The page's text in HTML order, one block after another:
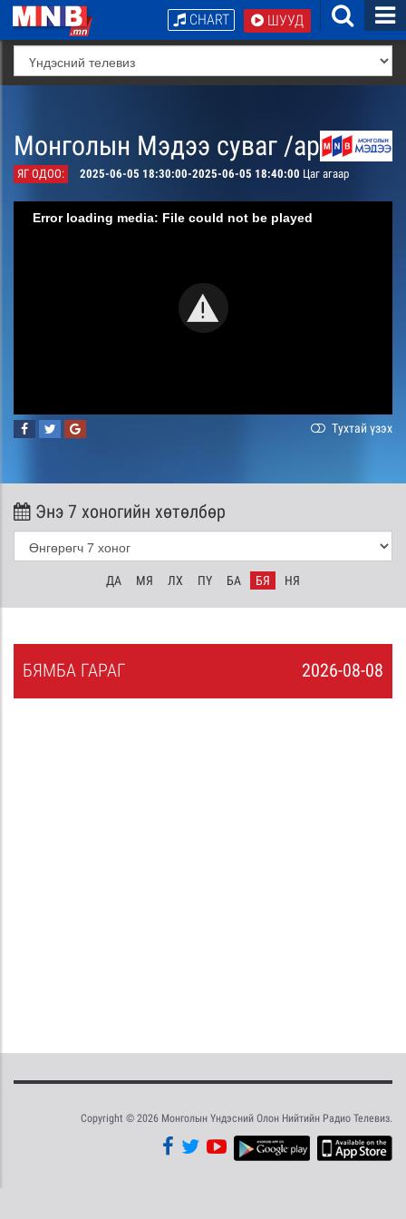
ШУУД
CHART
Монголын Мэдээ суваг /архив/
ЯГ ОДОО: 2025-06-05 18:30:00-2025-06-05 18:40:00 Цаг агаар
Error loading media: File could not be played
Тухтай үзэх
Энэ 7 хоногийн хөтөлбөр
ДА МЯ ЛХ ПҮ БА БЯ НЯ
2026-08-08
БЯМБА ГАРАГ
Copyright © 2026 Монголын Үндэсний Олон Нийтийн Радио Телевиз.